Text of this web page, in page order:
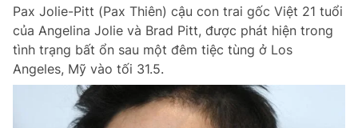
Pax Jolie-Pitt (Pax Thiên) cậu con trai gốc Việt 21 tuổi
của Angelina Jolie và Brad Pitt, được phát hiện trong
tình trạng bất ổn sau một đêm tiệc tùng ở Los
Angeles, Mỹ vào tối 31.5.